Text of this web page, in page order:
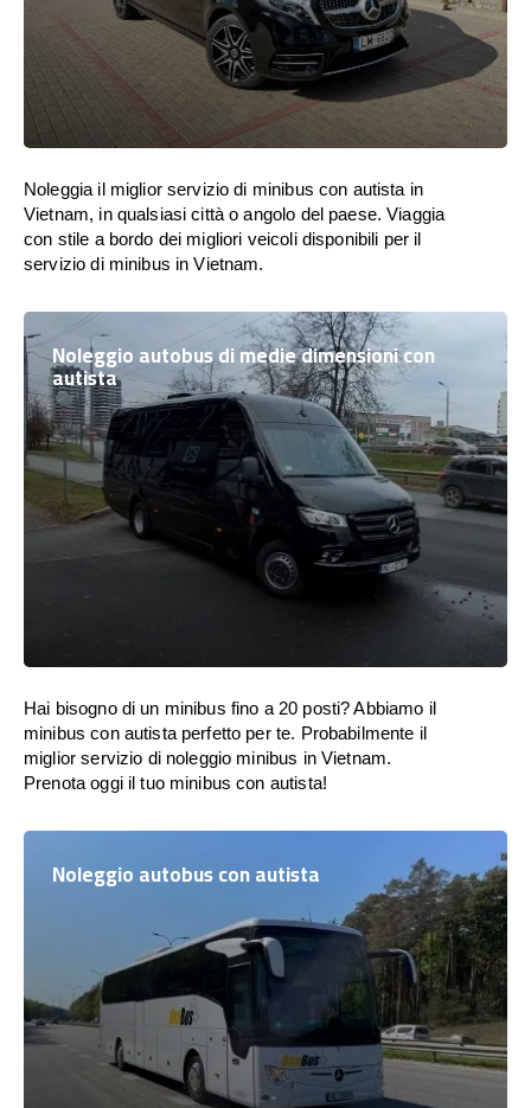
Noleggia il miglior servizio di minibus con autista in
Vietnam, in qualsiasi città o angolo del paese. Viaggia
con stile a bordo dei migliori veicoli disponibili per il
servizio di minibus in Vietnam.
Noleggio autobus di medie dimensioni con
autista
Hai bisogno di un minibus fino a 20 posti? Abbiamo il
minibus con autista perfetto per te. Probabilmente il
miglior servizio di noleggio minibus in Vietnam.
Prenota oggi il tuo minibus con autista!
Noleggio autobus con autista